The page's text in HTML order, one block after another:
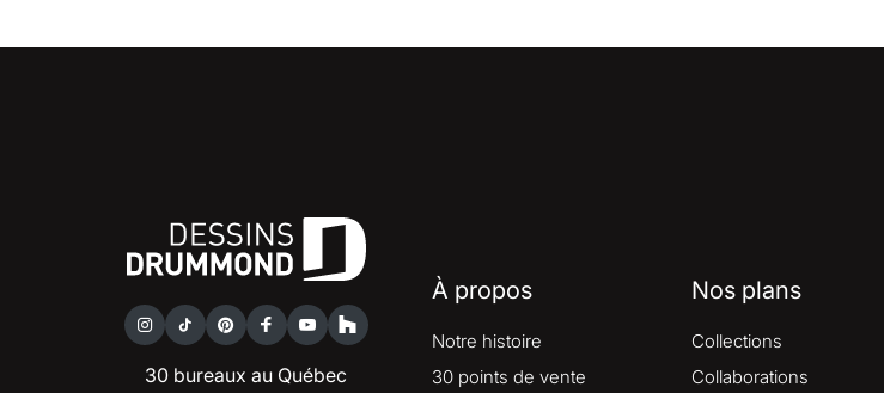
30 bureaux au Québec
À propos
Notre histoire
30 points de vente
Nos plans
Collections
Collaborations